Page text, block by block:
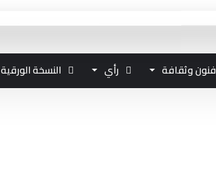
فنون وثقافة رأي النسخة الورقية